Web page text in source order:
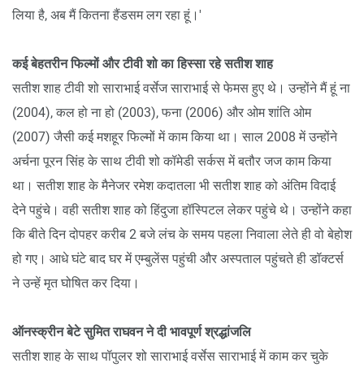
लिया है, अब मैं कितना हैंडसम लग रहा हूं।'
कई बेहतरीन फिल्मों और टीवी शो का हिस्सा रहे सतीश शाह
सतीश शाह टीवी शो साराभाई वर्सेज साराभाई से फेमस हुए थे। उन्होंने मैं हूं ना
(2004), कल हो ना हो (2003), फना (2006) और ओम शांति ओम
(2007) जैसी कई मशहूर फिल्मों में काम किया था। साल 2008 में उन्होंने
अर्चना पूरन सिंह के साथ टीवी शो कॉमेडी सर्कस में बतौर जज काम किया
था। सतीश शाह के मैनेजर रमेश कदातला भी सतीश शाह को अंतिम विदाई
देने पहुंचे। वही सतीश शाह को हिंदुजा हॉस्पिटल लेकर पहुंचे थे। उन्होंने कहा
कि बीते दिन दोपहर करीब 2 बजे लंच के समय पहला निवाला लेते ही वो बेहोश
हो गए। आधे घंटे बाद घर में एम्बुलेंस पहुंची और अस्पताल पहुंचते ही डॉक्टर्स
ने उन्हें मृत घोषित कर दिया।
ऑनस्क्रीन बेटे सुमित राघवन ने दी भावपूर्ण श्रद्धांजलि
सतीश शाह के साथ पॉपुलर शो साराभाई वर्सेस साराभाई में काम कर चुके